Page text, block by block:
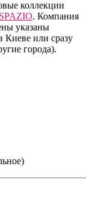
коллекции
SPAZIO. Компания
указаны
Киеве или сразу
города).